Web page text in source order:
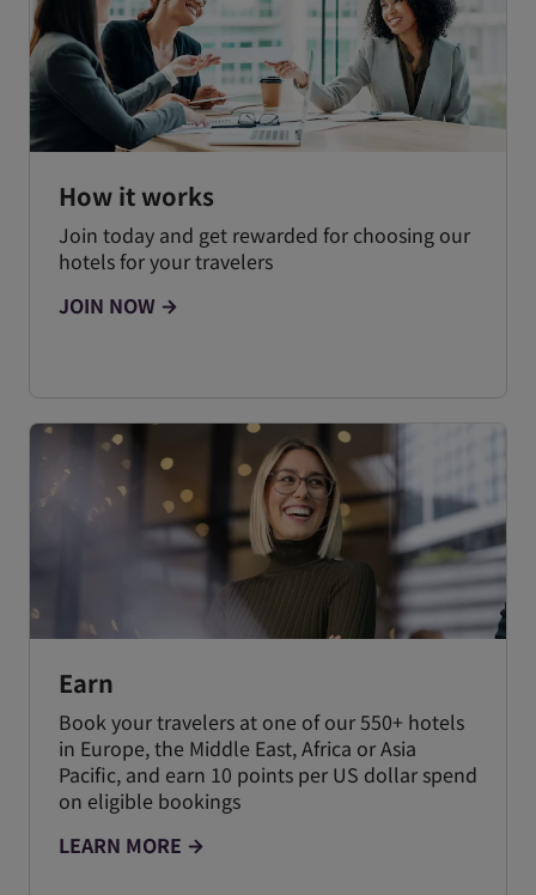
How it works
Join today and get rewarded for choosing our
hotels for your travelers
JOIN NOW
Earn
Book your travelers at one of our 550+ hotels
in Europe, the Middle East, Africa or Asia
Pacific, and earn 10 points per US dollar spend
on eligible bookings
LEARN MORE